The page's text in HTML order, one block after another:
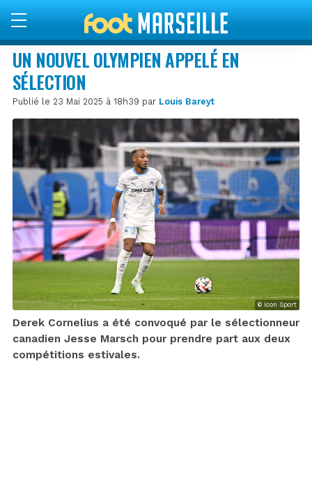
UN NOUVEL OLYMPIEN APPELÉ EN
SÉLECTION
Publié le 23 Mai 2025 à 18h39 par Louis Bareyt
© Icon Sport
Derek Cornelius a été convoqué par le sélectionneur
canadien Jesse Marsch pour prendre part aux deux
compétitions estivales.